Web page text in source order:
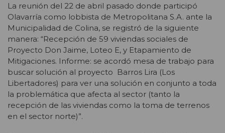
La reunión del 22 de abril pasado donde participó
Olavarría como lobbista de Metropolitana S.A. ante la
Municipalidad de Colina, se registró de la siguiente
manera: “Recepción de 59 viviendas sociales de
Proyecto Don Jaime, Loteo E, y Etapamiento de
Mitigaciones. Informe: se acordó mesa de trabajo para
buscar solución al proyecto Barros Lira (Los
Libertadores) para ver una solución en conjunto a toda
la problemática que afecta al sector (tanto la
recepción de las viviendas como la toma de terrenos
en el sector norte)”.